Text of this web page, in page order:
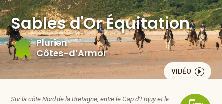
Sables d'Or Équitation
Plurien
Côtes-d’Armor
VIDÉO
Sur la côte Nord de la Bretagne, entre le Cap d’Erquy et le